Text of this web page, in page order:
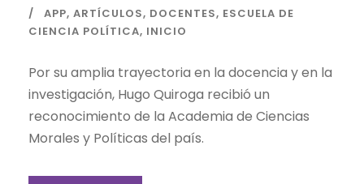
APP, ARTÍCULOS, DOCENTES, ESCUELA DE
CIENCIA POLÍTICA, INICIO
Por su amplia trayectoria en la docencia y en la
investigación, Hugo Quiroga recibió un
reconocimiento de la Academia de Ciencias
Morales y Políticas del país.